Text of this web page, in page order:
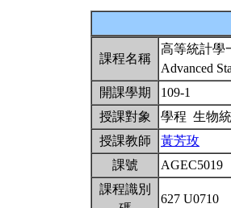
課程名稱
高等統計學
Advanced
開課學期
109-1
授課對象
學程 生物
授課教師
黃芳玫
課號
AGEC5019
課程識別
627 U0710